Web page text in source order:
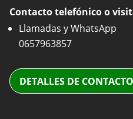
Contacto telefónico o
Llamadas y WhatsApp
0657963857
DETALLES DE CONTACTO